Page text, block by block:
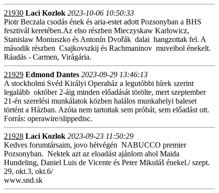
21930 Laci Kozlok 2023-10-06 10:50:33
Piotr Beczala csodás ének és aria-estet adott Pozsonyban a BHS
fesztivál keretében.Az elso részben Mieczyskaw Karlowicz,
Stanislaw Moniuszko és Antonín Dvořák dalai hangzottak fel. A
második részben Csajkovszkij és Rachmaninov muveibol énekelt.
Ráadás - Carmen, Virágária.
21929 Edmond Dantes 2023-09-29 13:46:13
A stockholmi Svéd Királyi Operaház a legutóbbi hírek szerint
legalább október 2-áig minden előadását törölte, mert szeptember
21-én szerelési munkálatok közben halálos munkahelyi baleset
történt a Házban. Azóta nem tartottak sem próbát, sem előadást ott.
Forrás: operawire/slippedisc.
21928 Laci Kozlok 2023-09-23 11:50:29
Kedves forumtársaim, jovo hétvégén NABUCCO premier
Pozsonyban. Nektek azt az eloadást ajánlom ahol Maida
Hundeling, Daniel Luis de Vicente és Peter Mikuláš énekel./ szept.
29, okt.3, okt.6/
www.snd.sk